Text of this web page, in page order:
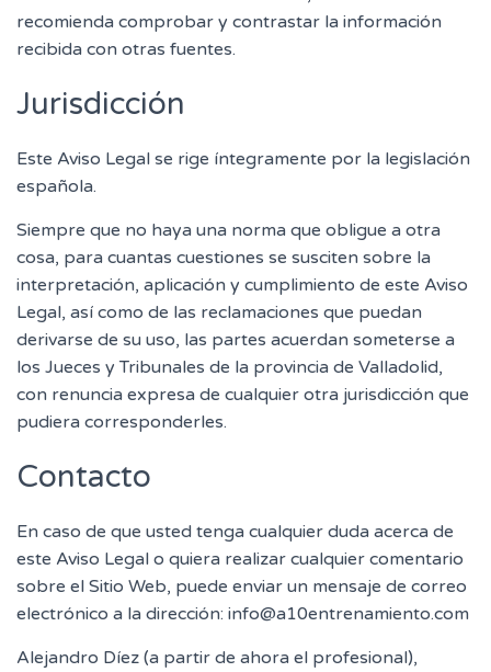
recomienda comprobar y contrastar la información
recibida con otras fuentes.
Jurisdicción
Este Aviso Legal se rige íntegramente por la legislación
española.
Siempre que no haya una norma que obligue a otra
cosa, para cuantas cuestiones se susciten sobre la
interpretación, aplicación y cumplimiento de este Aviso
Legal, así como de las reclamaciones que puedan
derivarse de su uso, las partes acuerdan someterse a
los Jueces y Tribunales de la provincia de Valladolid,
con renuncia expresa de cualquier otra jurisdicción que
pudiera corresponderles.
Contacto
En caso de que usted tenga cualquier duda acerca de
este Aviso Legal o quiera realizar cualquier comentario
sobre el Sitio Web, puede enviar un mensaje de correo
electrónico a la dirección: info@a10entrenamiento.com
Alejandro Díez (a partir de ahora el profesional),